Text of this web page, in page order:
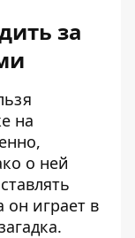
за
на
о ней
он играет в